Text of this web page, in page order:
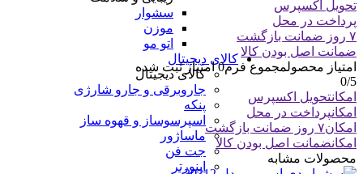
سشوار
موزن
اتو مو
کالای دیجیتال
کالای دیجیتال
جاروبرقی و جارو شارژی
پنکه
اسپرسوساز و قهوه ساز
ماساژور
جت فن
اینورتر
تحویل اکسپرس
پرداخت در محل
۷ روز ضمانت بازگشت
ضمانت اصل بودن کالا
امتیاز محصولمجموع فرم0امتیاز ثبت شده
0/5
امکانتحویل اکسپرس
امکانپرداخت در محل
امکان۷ روز ضمانت بازگشت
امکانضمانت اصل بودن کالا
محصولات مشابه